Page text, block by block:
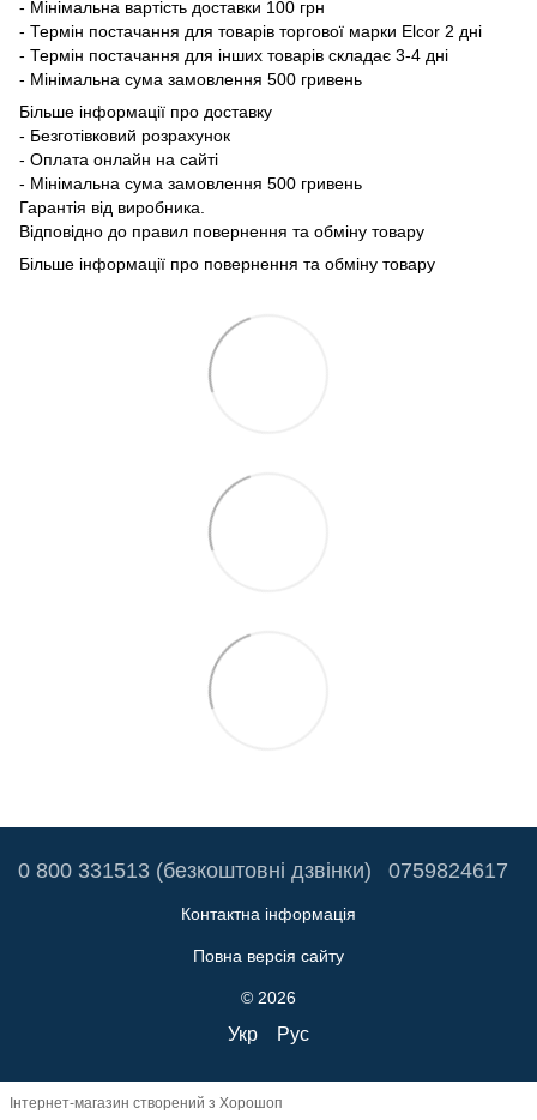
- Мінімальна вартість доставки 100 грн
- Термін постачання для товарів торгової марки Elcor 2 дні
- Термін постачання для інших товарів складає 3-4 дні
- Мінімальна сума замовлення 500 гривень
Більше інформації про доставку
- Безготівковий розрахунок
- Оплата онлайн на сайті
- Мінімальна сума замовлення 500 гривень
Гарантія від виробника.
Відповідно до правил повернення та обміну товару
Більше інформації про повернення та обміну товару
0 800 331513 (безкоштовні дзвінки) 0759824617
Контактна інформація
Повна версія сайту
© 2026
Укр Рус
Інтернет-магазин створений з Хорошоп